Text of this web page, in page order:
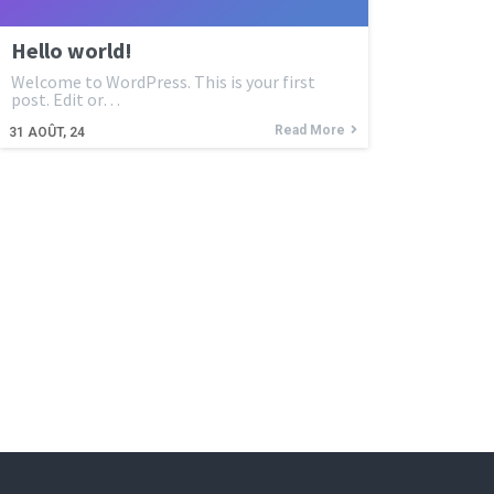
Hello world!
31 AOÛT, 24
Welcome to WordPress. This is your first
post. Edit or…
Read More